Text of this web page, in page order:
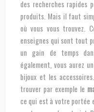
des recherches rapides
produits. Mais il faut
où vous vous trouvez.
enseignes qui sont tout
un gain de temps
également, vous aurez
bijoux et les
trouver par exemple le
ce qui est à votre portée